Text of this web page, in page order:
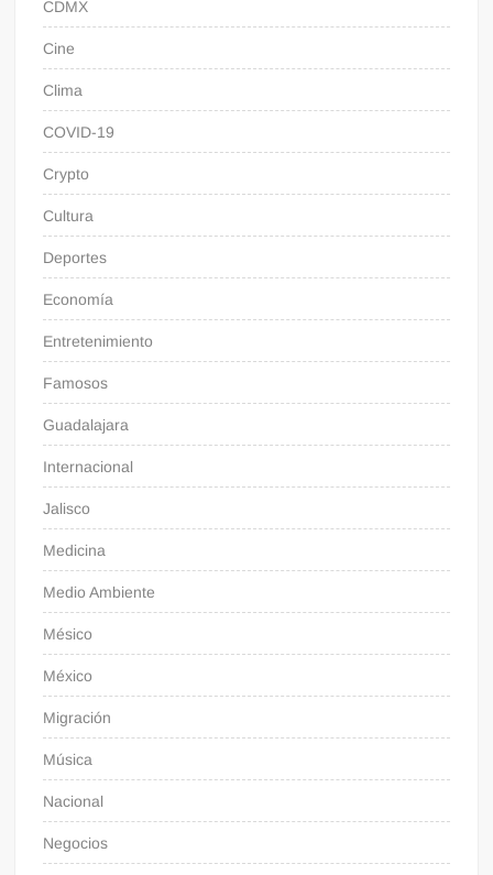
CDMX
Cine
Clima
COVID-19
Crypto
Cultura
Deportes
Economía
Entretenimiento
Famosos
Guadalajara
Internacional
Jalisco
Medicina
Medio Ambiente
Mésico
México
Migración
Música
Nacional
Negocios